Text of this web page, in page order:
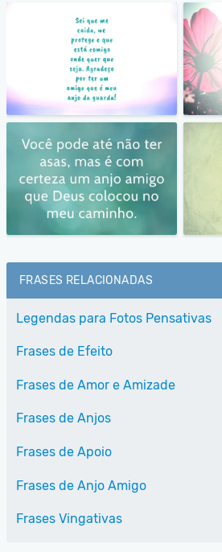
FRASES RELACIONADAS
Legendas para Fotos Pensativas
Frases de Efeito
Frases de Amor e Amizade
Frases de Anjos
Frases de Apoio
Frases de Anjo Amigo
Frases Vingativas